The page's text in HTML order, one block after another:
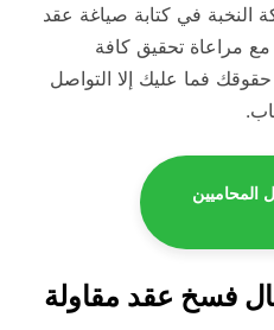
في كتابة صياغة عقد
مراعاة تحقيق كافة
فما عليك إلا التواصل
المحاميين
فسخ عقد مقاولة